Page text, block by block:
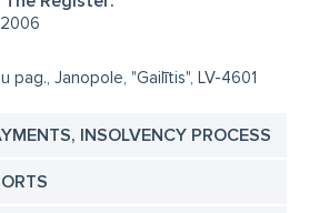
pag., Janopole, "Gailītis", LV-4601
INSOLVENCY PROCESS